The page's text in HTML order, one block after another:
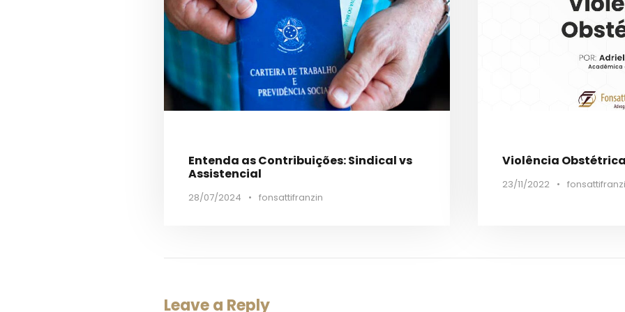
Entenda as Contribuições: Sindical vs
Assistencial
28/07/2024 • fonsattifranzin
Violência
23/11/2022 •
Leave a Reply